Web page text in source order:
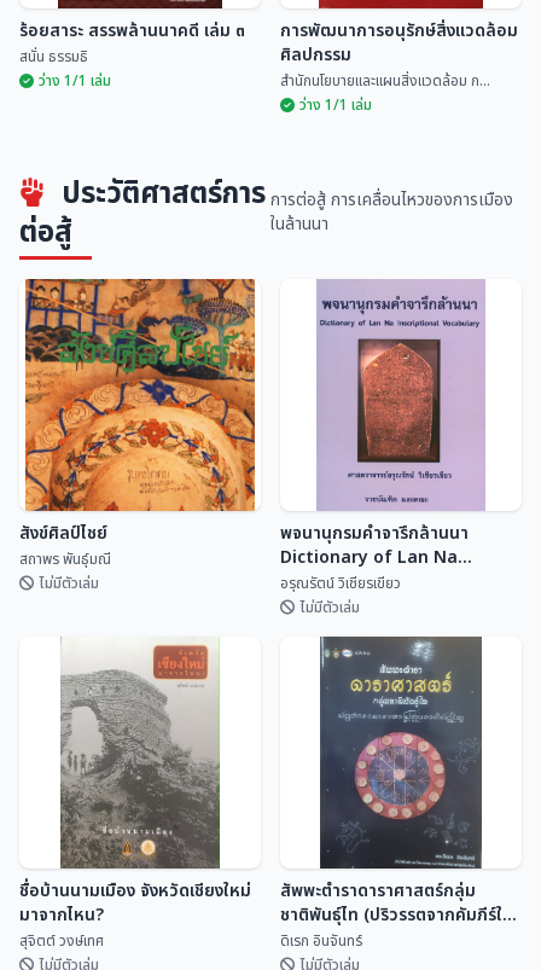
ร้อยสาระ สรรพล้านนาคดี เล่ม ๓
สนั่น ธรรมธิ
ร้อยสาระ สรรพล้านนาคดี เล่ม ๓
สนั่น ธรรมธิ
ว่าง 1/1 เล่ม
ศิลปกรรม
สำนักนโยบายและแผนสิ่...
การพัฒนาการอนุรักษ์สิ่งแวดล้อม
ศิลปกรรม
สำนักนโยบายและแผนสิ่งแวดล้อม ก...
ว่าง 1/1 เล่ม
ประวัติศาสตร์การ
ต่อสู้
การต่อสู้ การเคลื่อนไหวของการเมือง
ในล้านนา
สังข์ศิลป์ไชย์
สถาพร พันธุ์มณี
สังข์ศิลป์ไชย์
สถาพร พันธุ์มณี
ไม่มีตัวเล่ม
พจนานุกรมคำจารึกล้านนา
Dictionary of Lan Na
Inscriptional Vocabulary
อรุณรัตน์ วิเชียรเขี...
พจนานุกรมคำจารึกล้านนา
Dictionary of Lan Na
Inscriptional Vocabulary
อรุณรัตน์ วิเชียรเขียว
ไม่มีตัวเล่ม
ชื่อบ้านนามเมือง จังหวัดเชียงใหม่
มาจากไหน?
สุจิตต์ วงษ์เทศ
ไม่มีตัวเล่ม
สัพพะตำราดาราศาสตร์กลุ่ม
ชาติพันธุ์ไท (ปริวรรตจากคัมภีร์ใบ
ลานและพับสา)
ดิเรก อินจันทร์
ไม่มีตัวเล่ม